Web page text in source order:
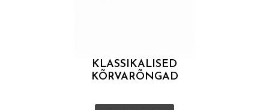
KLASSIKALISED
KÕRVARÕNGAD